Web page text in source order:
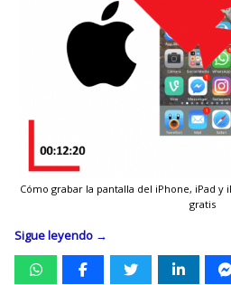
Cómo grabar la pantalla del iPhone, iPad y
gratis
Sigue leyendo →